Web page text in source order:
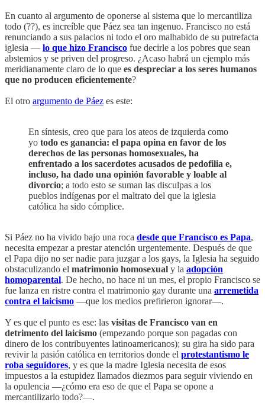
En cuanto al argumento de oponerse al sistema que lo mercantiliza
todo (??), es increíble que Páez sea tan ingenuo. Francisco no está
renunciando a sus palacios ni todo el oro malhabido de su putrefacta
iglesia — lo que hizo Francisco fue decirle a los pobres que sean
abstemios y se priven del progreso. ¿Acaso habrá un ejemplo más
meridianamente claro de lo que es despreciar a los seres humanos
que no producen eficientemente?
El otro argumento de Páez es este:
En síntesis, creo que para los ateos de izquierda como
yo todo es ganancia: el papa opina en favor de los
derechos de las personas homosexuales, ha
enfrentado a los sacerdotes acusados de pedofilia e,
incluso, ha dado una opinión favorable y loable al
divorcio; a todo esto se suman las disculpas a los
pueblos indígenas por el maltrato del que la iglesia
católica ha sido cómplice.
Si Páez no ha vivido bajo una roca desde que Francisco es Papa,
necesita empezar a prestar atención urgentemente. Después de que
el Papa dijo no ser nadie para juzgar a los gays, la Iglesia ha seguido
obstaculizando el matrimonio homosexual y la adopción
homoparental. De hecho, no hace ni un mes, el propio Francisco se
fue lanza en ristre contra el matrimonio gay durante una arremetida
contra el laicismo —que los medios prefirieron ignorar—.
Y es que el punto es ese: las visitas de Francisco van en
detrimento del laicismo (empezando porque son pagadas con
dinero de los contribuyentes latinoamericanos); su gira ha sido para
revivir la pasión católica en territorios donde el protestantismo le
roba seguidores, y es que la madre Iglesia necesita de esos
impuestos a la estupidez llamados diezmos para seguir viviendo en
la opulencia —¿cómo era eso de que el Papa se opone a
mercantilizarlo todo?—.